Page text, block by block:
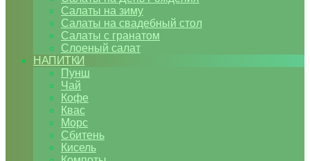
Салаты на зиму
Салаты на свадебный стол
Салаты с гранатом
Слоеный салат
НАПИТКИ
Пунш
Чай
Кофе
Квас
Морс
Сбитень
Кисель